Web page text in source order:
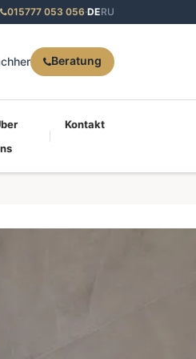
015777 053 056·DERU
Beratung
Kontakt